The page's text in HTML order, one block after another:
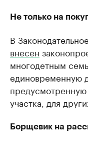
Не только на
В
внесен
многодетным
единовременную
участка, для
Борщевик на